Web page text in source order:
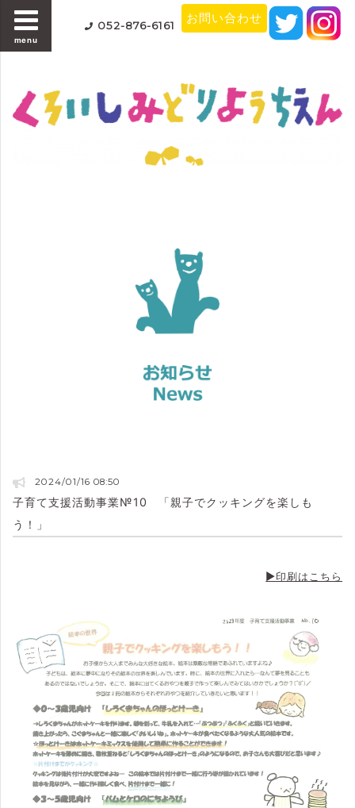
menu
052-876-6161 お問い合わせ
2024/01/16 08:50
子育て支援活動事業№10 「親子でクッキングを楽しも
う！」
▶印刷はこちら